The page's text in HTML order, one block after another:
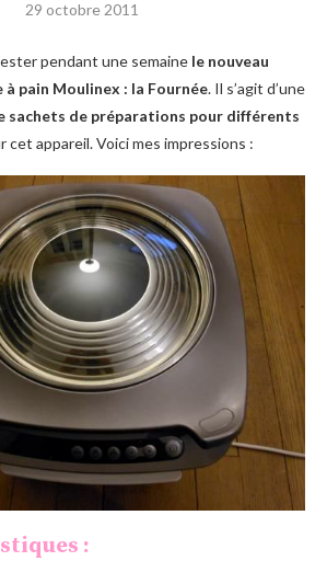
29 octobre 2011
tester pendant une semaine le nouveau
à pain Moulinex : la Fournée. Il s’agit d’une
sachets de préparations pour différents
cet appareil. Voici mes impressions :
: